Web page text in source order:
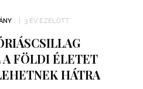
3 ÉV EZELŐTT
FÖLDI ÉLETET
HÁTRA